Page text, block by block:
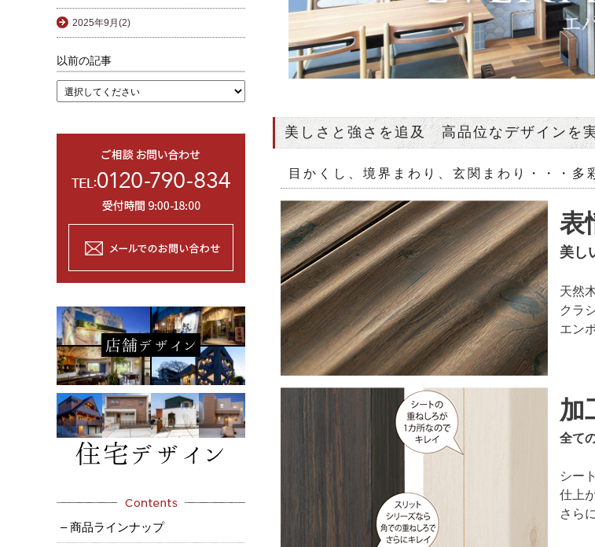
美しさと強さを追及 高品位なデザインを
目かくし、境界まわり、玄関まわり・・・多
表
美し
天然
クラ
エン
加
全て
シー
仕上
さら
2025年9月(2)
以前の記事
– 商品ラインナップ